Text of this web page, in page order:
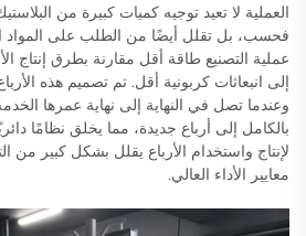
العملية لا تعيد توجيه كميات كبيرة من
فحسب، بل تقلل أيضًا من الطلب على المواد
عملية التصنيع طاقة أقل مقارنة بطرق إنتاج
إلى انبعاثات كربونية أقل. تم تصميم هذه
وعندما تصل في النهاية إلى نهاية عمرها
بالكامل إلى أرباع جديدة، مما يخلق نظامًا
لإنتاج واستخدام الأرباع يقلل بشكل كبير من
معايير الأداء العالي.